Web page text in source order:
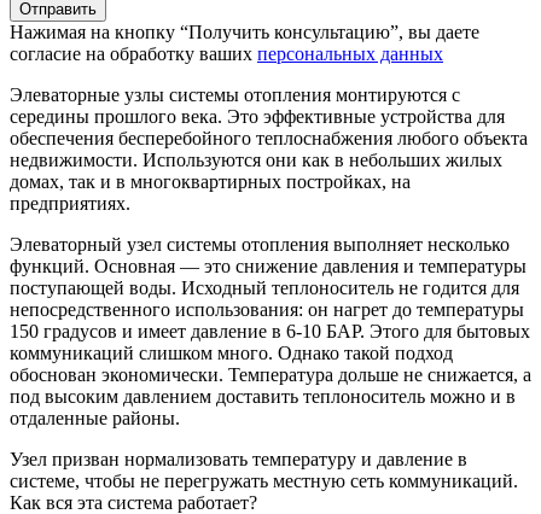
Нажимая на кнопку “Получить консультацию”, вы даете
согласие на обработку ваших персональных данных
Элеваторные узлы системы отопления монтируются с
середины прошлого века. Это эффективные устройства для
обеспечения бесперебойного теплоснабжения любого объекта
недвижимости. Используются они как в небольших жилых
домах, так и в многоквартирных постройках, на
предприятиях.
Элеваторный узел системы отопления выполняет несколько
функций. Основная — это снижение давления и температуры
поступающей воды. Исходный теплоноситель не годится для
непосредственного использования: он нагрет до температуры
150 градусов и имеет давление в 6-10 БАР. Этого для бытовых
коммуникаций слишком много. Однако такой подход
обоснован экономически. Температура дольше не снижается, а
под высоким давлением доставить теплоноситель можно и в
отдаленные районы.
Узел призван нормализовать температуру и давление в
системе, чтобы не перегружать местную сеть коммуникаций.
Как вся эта система работает?